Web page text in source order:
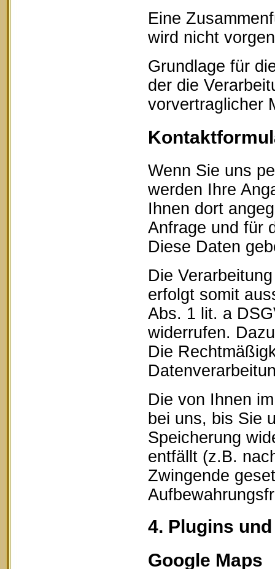
Eine
wird nicht
Grundlage für
der die
vorvertraglicher
Wenn Sie uns
werden Ihre
Ihnen dort
Anfrage und für
Diese Daten
Die
erfolgt somit
Abs. 1 lit. a
widerrufen.
Die
Die von Ihnen
bei uns, bis Sie
Speicherung
entfällt (z.B.
Zwingende
4. Plugins
Google Maps